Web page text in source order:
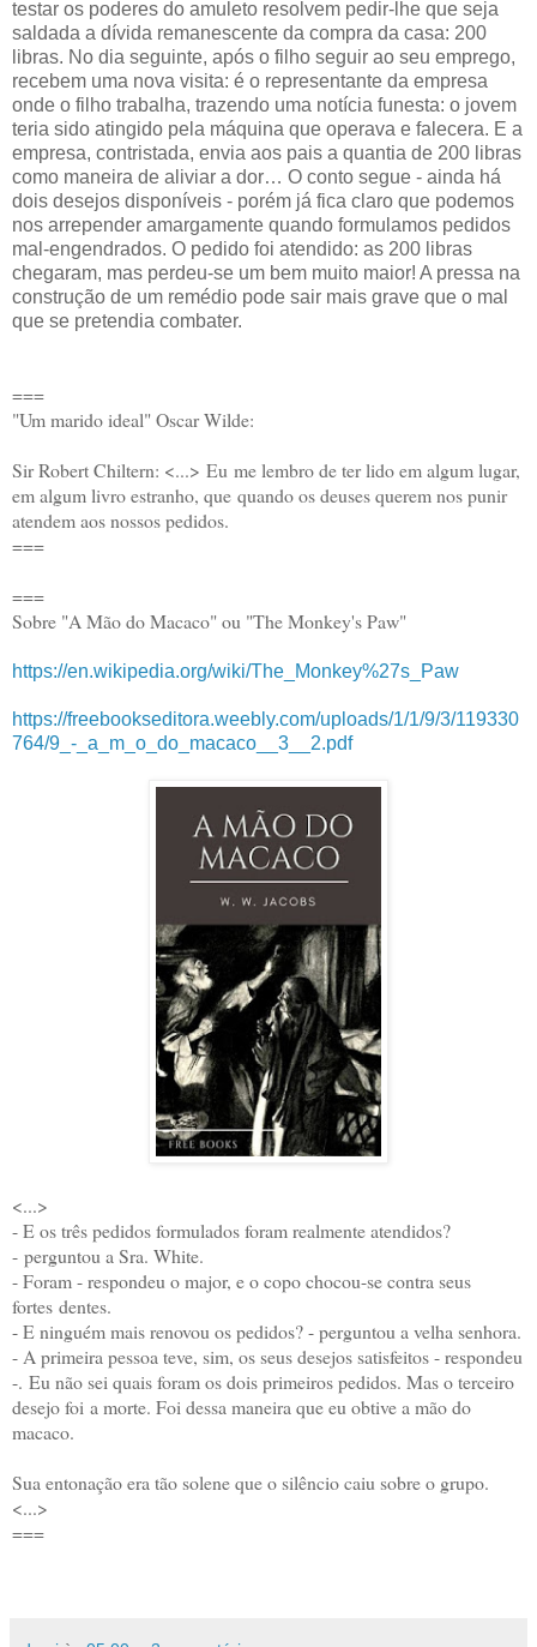
testar os poderes do amuleto resolvem pedir-lhe que seja
saldada a dívida remanescente da compra da casa: 200
libras. No dia seguinte, após o filho seguir ao seu emprego,
recebem uma nova visita: é o representante da empresa
onde o filho trabalha, trazendo uma notícia funesta: o jovem
teria sido atingido pela máquina que operava e falecera. E a
empresa, contristada, envia aos pais a quantia de 200 libras
como maneira de aliviar a dor… O conto segue - ainda há
dois desejos disponíveis - porém já fica claro que podemos
nos arrepender amargamente quando formulamos pedidos
mal-engendrados. O pedido foi atendido: as 200 libras
chegaram, mas perdeu-se um bem muito maior! A pressa na
construção de um remédio pode sair mais grave que o mal
que se pretendia combater.
===
"Um marido ideal" Oscar Wilde:
Sir Robert Chiltern: <...> Eu me lembro de ter lido em algum lugar,
em algum livro estranho, que quando os deuses querem nos punir
atendem aos nossos pedidos.
===
===
Sobre "A Mão do Macaco" ou "The Monkey's Paw"
https://en.wikipedia.org/wiki/The_Monkey%27s_Paw
https://freebookseditora.weebly.com/uploads/1/1/9/3/119330
764/9_-_a_m_o_do_macaco__3__2.pdf
<...>
- E os três pedidos formulados foram realmente atendidos?
- perguntou a Sra. White.
- Foram - respondeu o major, e o copo chocou-se contra seus
fortes dentes.
- E ninguém mais renovou os pedidos? - perguntou a velha senhora.
- A primeira pessoa teve, sim, os seus desejos satisfeitos - respondeu
-. Eu não sei quais foram os dois primeiros pedidos. Mas o terceiro
desejo foi a morte. Foi dessa maneira que eu obtive a mão do
macaco.
Sua entonação era tão solene que o silêncio caiu sobre o grupo.
<...>
===